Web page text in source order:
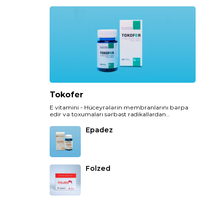
Tokofer
E vitamini - Hüceyrələrin membranlarını bərpa
edir və toxumaları sərbəst radikallardan
qoruyur.
Epadez
Folzed